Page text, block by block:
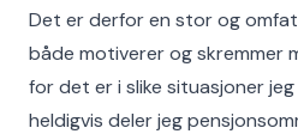
Det er derfor en stor og
både motiverer og skremmer
for det er i slike situasjoner
heldigvis deler jeg